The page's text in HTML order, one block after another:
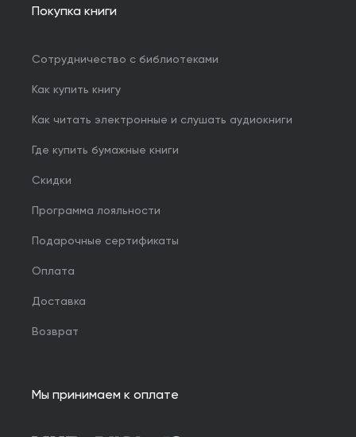
Покупка книги
Сотрудничество с библиотеками
Как купить книгу
Как читать электронные и слушать аудиокниги
Где купить бумажные книги
Скидки
Программа лояльности
Подарочные сертификаты
Оплата
Доставка
Возврат
Мы принимаем к оплате